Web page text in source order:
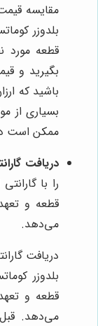
مقایسه
بلدوزر
قطعه مورد
بگیرید و
باشید که
بسیاری از
ممکن است
دریافت
را با
قطعه و
می‌دهد.
دریافت
بلدوزر
قطعه و
می‌دهد.